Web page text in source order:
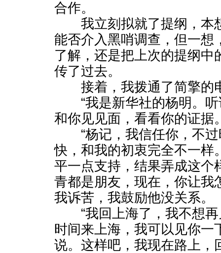
合作。
我立刻拟就了提纲，本
能否介入黑哨调查，但一想
了解，还是把上次的提纲中
传了过去。
接着，我拨通了简擎的
“我是新华社的杨明。听
和你见见面，看看你的证据
“杨记，我信任你，不过
快，和我的初衷完全不一样
平一点支持，结果弄成这个
青都是朋友，现在，你让我
我诉苦，我鼓励他没关系。
“我回上海了，我不想再
时间来上海，我可以见你一
说。这样吧，我现在路上，